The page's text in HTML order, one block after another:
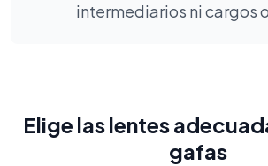
intermediarios ni cargos
Elige las lentes
gafas